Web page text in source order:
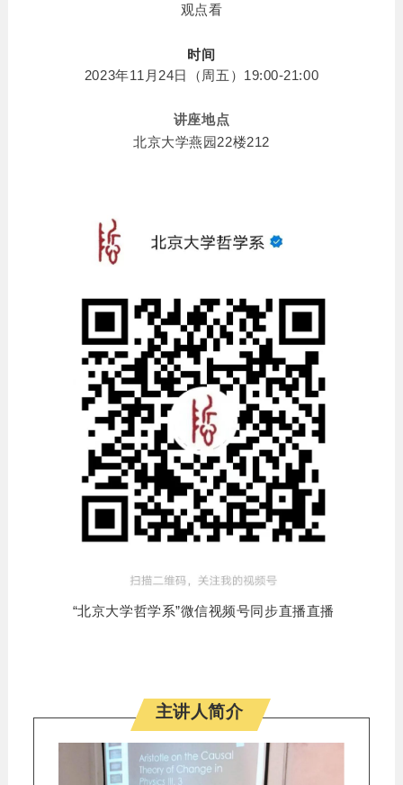
观点看
时间
2023年11月24日（ 周五）19:00-21:00
讲座地点
北京大学燕园22楼212
“北京大学哲学系”微信视频号同步直播直播
主讲人简介es